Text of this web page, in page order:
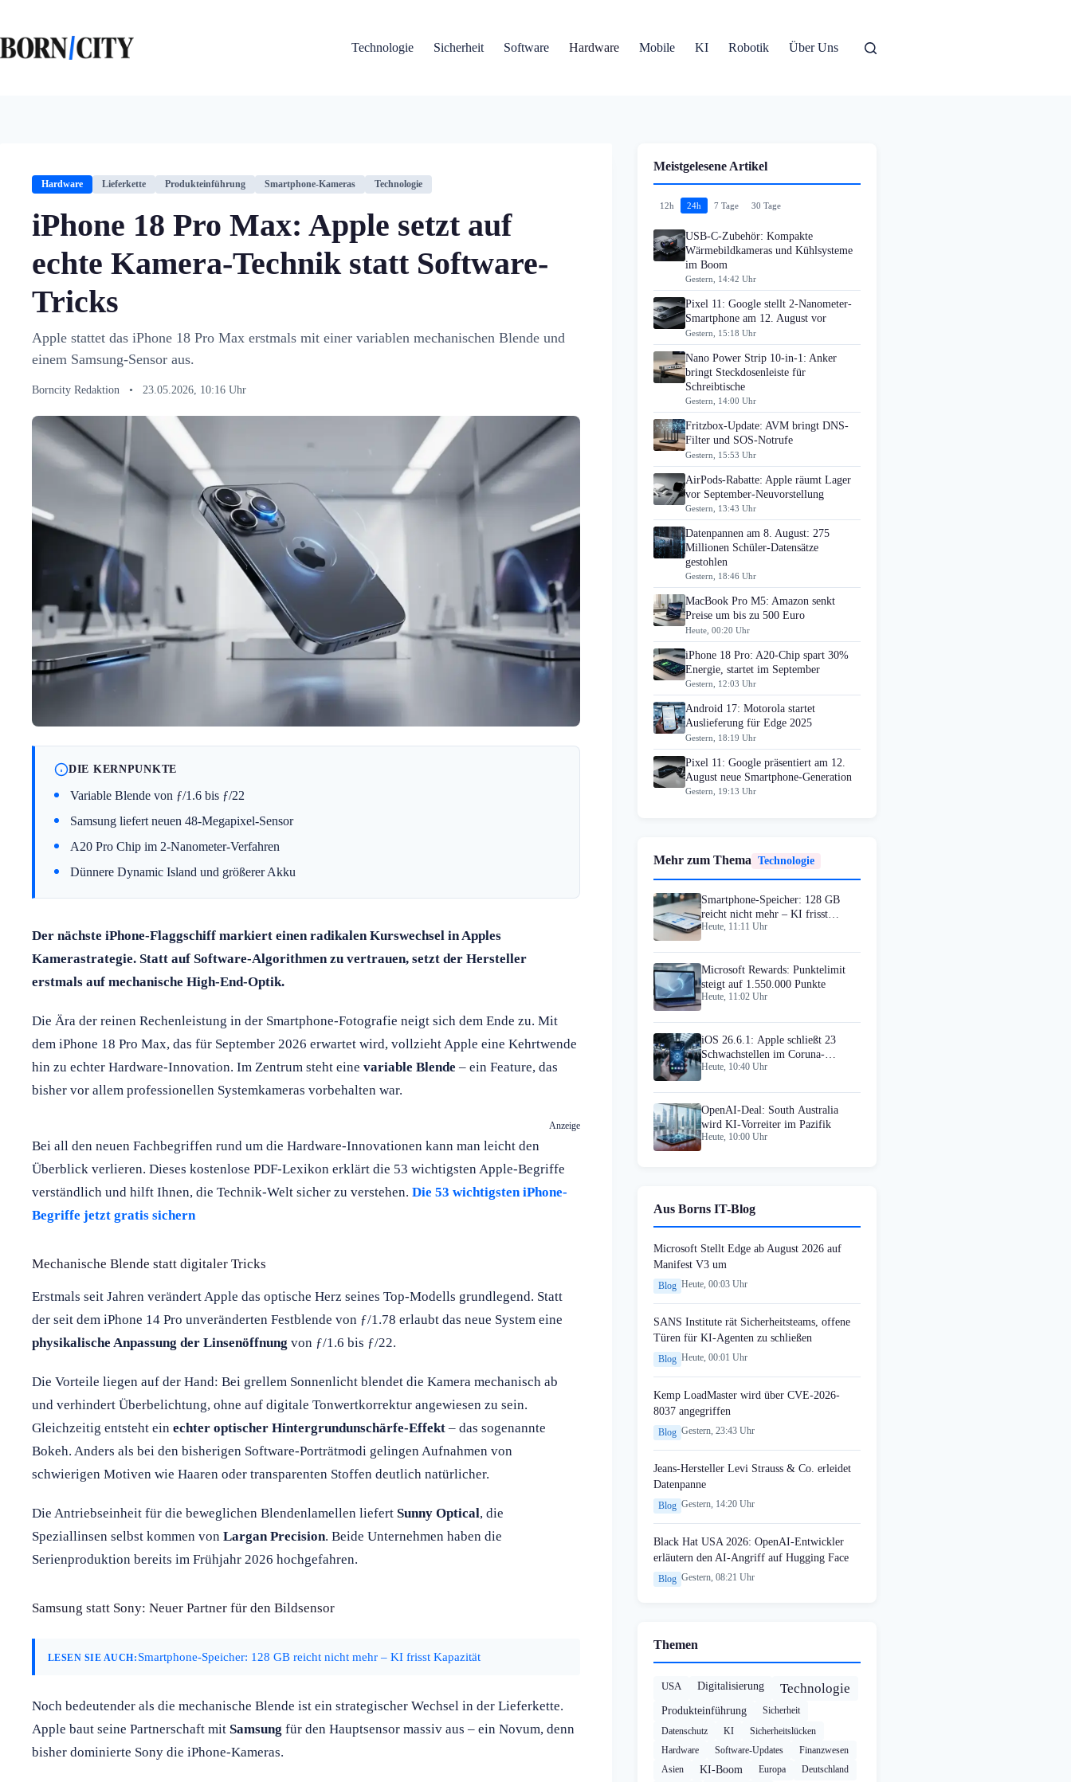
springen
Technologie
Sicherheit Software Hardware Mobile KI Robotik Über Uns
Hardware Lieferkette Produkteinführung Smartphone-Kameras Technologie
iPhone 18 Pro Max: Apple setzt auf
echte Kamera-Technik statt Software-
Tricks
Apple stattet das iPhone 18 Pro Max erstmals mit einer variablen mechanischen Blende und
einem Samsung-Sensor aus.
Borncity Redaktion • 23.05.2026, 10:16 Uhr
DIE KERNPUNKTE
Variable Blende von ƒ/1.6 bis ƒ/22
Samsung liefert neuen 48-Megapixel-Sensor
A20 Pro Chip im 2-Nanometer-Verfahren
Dünnere Dynamic Island und größerer Akku
Der nächste iPhone-Flaggschiff markiert einen radikalen Kurswechsel in Apples
Kamerastrategie. Statt auf Software-Algorithmen zu vertrauen, setzt der Hersteller
erstmals auf mechanische High-End-Optik.
Die Ära der reinen Rechenleistung in der Smartphone-Fotografie neigt sich dem Ende zu. Mit
dem iPhone 18 Pro Max, das für September 2026 erwartet wird, vollzieht Apple eine Kehrtwende
hin zu echter Hardware-Innovation. Im Zentrum steht eine variable Blende – ein Feature, das
bisher vor allem professionellen Systemkameras vorbehalten war.
Anzeige
Bei all den neuen Fachbegriffen rund um die Hardware-Innovationen kann man leicht den
Überblick verlieren. Dieses kostenlose PDF-Lexikon erklärt die 53 wichtigsten Apple-Begriffe
verständlich und hilft Ihnen, die Technik-Welt sicher zu verstehen. Die 53 wichtigsten iPhone-
Begriffe jetzt gratis sichern
Mechanische Blende statt digitaler Tricks
Erstmals seit Jahren verändert Apple das optische Herz seines Top-Modells grundlegend. Statt
der seit dem iPhone 14 Pro unveränderten Festblende von ƒ/1.78 erlaubt das neue System eine
physikalische Anpassung der Linsenöffnung von ƒ/1.6 bis ƒ/22.
Die Vorteile liegen auf der Hand: Bei grellem Sonnenlicht blendet die Kamera mechanisch ab
und verhindert Überbelichtung, ohne auf digitale Tonwertkorrektur angewiesen zu sein.
Gleichzeitig entsteht ein echter optischer Hintergrundunschärfe-Effekt – das sogenannte
Bokeh. Anders als bei den bisherigen Software-Porträtmodi gelingen Aufnahmen von
schwierigen Motiven wie Haaren oder transparenten Stoffen deutlich natürlicher.
Die Antriebseinheit für die beweglichen Blendenlamellen liefert Sunny Optical, die
Speziallinsen selbst kommen von Largan Precision. Beide Unternehmen haben die
Serienproduktion bereits im Frühjahr 2026 hochgefahren.
Samsung statt Sony: Neuer Partner für den Bildsensor
LESEN SIE AUCH: Smartphone-Speicher: 128 GB reicht nicht mehr – KI frisst Kapazität
Noch bedeutender als die mechanische Blende ist ein strategischer Wechsel in der Lieferkette.
Apple baut seine Partnerschaft mit Samsung für den Hauptsensor massiv aus – ein Novum, denn
bisher dominierte Sony die iPhone-Kameras.
Meistgelesene Artikel
12h 24h 7 Tage 30 Tage
USB-C-Zubehör: Kompakte
Wärmebildkameras und Kühlsysteme
im Boom
Gestern, 14:42 Uhr
Pixel 11: Google stellt 2-Nanometer-
Smartphone am 12. August vor
Gestern, 15:18 Uhr
Nano Power Strip 10-in-1: Anker
bringt Steckdosenleiste für
Schreibtische
Gestern, 14:00 Uhr
Fritzbox-Update: AVM bringt DNS-
Filter und SOS-Notrufe
Gestern, 15:53 Uhr
AirPods-Rabatte: Apple räumt Lager
vor September-Neuvorstellung
Gestern, 13:43 Uhr
Datenpannen am 8. August: 275
Millionen Schüler-Datensätze
gestohlen
Gestern, 18:46 Uhr
MacBook Pro M5: Amazon senkt
Preise um bis zu 500 Euro
Heute, 00:20 Uhr
iPhone 18 Pro: A20-Chip spart 30%
Energie, startet im September
Gestern, 12:03 Uhr
Android 17: Motorola startet
Auslieferung für Edge 2025
Gestern, 18:19 Uhr
Pixel 11: Google präsentiert am 12.
August neue Smartphone-Generation
Gestern, 19:13 Uhr
Mehr zum Thema Technologie
Smartphone-Speicher: 128 GB
reicht nicht mehr – KI frisst
Kapazität
Heute, 11:11 Uhr
Microsoft Rewards: Punktelimit
steigt auf 1.550.000 Punkte
Heute, 11:02 Uhr
iOS 26.6.1: Apple schließt 23
Schwachstellen im Coruna-
Exploit-Kit
Heute, 10:40 Uhr
OpenAI-Deal: South Australia
wird KI-Vorreiter im Pazifik
Heute, 10:00 Uhr
Aus Borns IT-Blog
Microsoft Stellt Edge ab August 2026 auf
Manifest V3 um
Blog Heute, 00:03 Uhr
SANS Institute rät Sicherheitsteams, offene
Türen für KI-Agenten zu schließen
Blog Heute, 00:01 Uhr
Kemp LoadMaster wird über CVE-2026-
8037 angegriffen
Blog Gestern, 23:43 Uhr
Jeans-Hersteller Levi Strauss & Co. erleidet
Datenpanne
Blog Gestern, 14:20 Uhr
Black Hat USA 2026: OpenAI-Entwickler
erläutern den AI-Angriff auf Hugging Face
Blog Gestern, 08:21 Uhr
Themen
USA Digitalisierung Technologie
Produkteinführung
Sicherheit
Datenschutz
KI
Sicherheitslücken
Hardware
Software-Updates
Finanzwesen
Asien
KI-Boom Europa
Deutschland